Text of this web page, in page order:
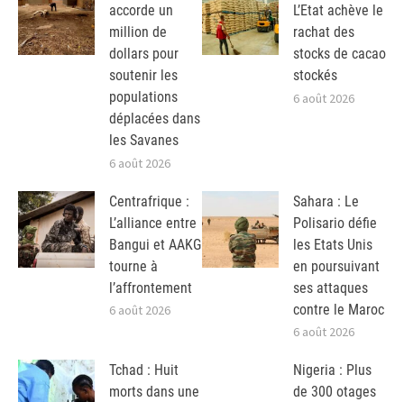
accorde un
million de
dollars pour
soutenir les
populations
déplacées dans
les Savanes
6 août 2026
L’Etat achève le
rachat des
stocks de cacao
stockés
6 août 2026
Centrafrique :
L’alliance entre
Bangui et AAKG
tourne à
l’affrontement
6 août 2026
Sahara : Le
Polisario défie
les Etats Unis
en poursuivant
ses attaques
contre le Maroc
6 août 2026
Tchad : Huit
morts dans une
Nigeria : Plus
de 300 otages